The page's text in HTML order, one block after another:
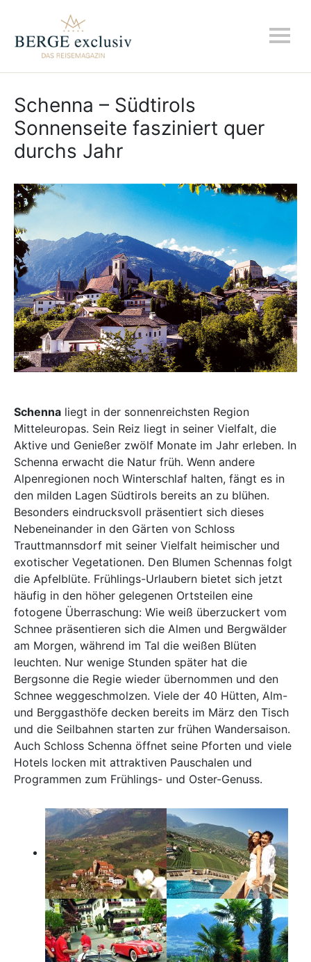
Schenna – Südtirols
Sonnenseite fasziniert quer
durchs Jahr
Schenna liegt in der sonnenreichsten Region
Mitteleuropas. Sein Reiz liegt in seiner Vielfalt, die
Aktive und Genießer zwölf Monate im Jahr erleben. In
Schenna erwacht die Natur früh. Wenn andere
Alpenregionen noch Winterschlaf halten, fängt es in
den milden Lagen Südtirols bereits an zu blühen.
Besonders eindrucksvoll präsentiert sich dieses
Nebeneinander in den Gärten von Schloss
Trauttmannsdorf mit seiner Vielfalt heimischer und
exotischer Vegetationen. Den Blumen Schennas folgt
die Apfelblüte. Frühlings-Urlaubern bietet sich jetzt
häufig in den höher gelegenen Ortsteilen eine
fotogene Überraschung: Wie weiß überzuckert vom
Schnee präsentieren sich die Almen und Bergwälder
am Morgen, während im Tal die weißen Blüten
leuchten. Nur wenige Stunden später hat die
Bergsonne die Regie wieder übernommen und den
Schnee weggeschmolzen. Viele der 40 Hütten, Alm-
und Berggasthöfe decken bereits im März den Tisch
und die Seilbahnen starten zur frühen Wandersaison.
Auch Schloss Schenna öffnet seine Pforten und viele
Hotels locken mit attraktiven Pauschalen und
Programmen zum Frühlings- und Oster-Genuss.